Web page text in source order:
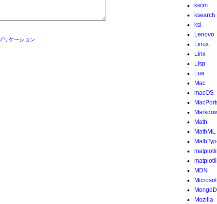
リケーション
kscm
ksearch
ksi
Lenovo
Linux
Linx
Lisp
Lua
Mac
macOS
Math
MathML
MDN
Mozilla